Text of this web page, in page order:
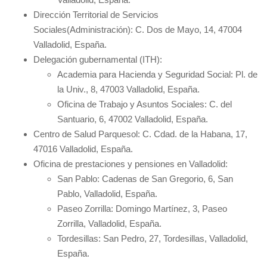
Dirección Territorial de Servicios
Sociales(Administración): C. Dos de Mayo, 14, 47004
Valladolid, España.
Delegación gubernamental (ITH):
Academia para Hacienda y Seguridad Social: Pl. de
la Univ., 8, 47003 Valladolid, España.
Oficina de Trabajo y Asuntos Sociales: C. del
Santuario, 6, 47002 Valladolid, España.
Centro de Salud Parquesol: C. Cdad. de la Habana, 17,
47016 Valladolid, España.
Oficina de prestaciones y pensiones en Valladolid:
San Pablo: Cadenas de San Gregorio, 6, San
Pablo, Valladolid, España.
Paseo Zorrilla: Domingo Martínez, 3, Paseo
Zorrilla, Valladolid, España.
Tordesillas: San Pedro, 27, Tordesillas, Valladolid,
España.